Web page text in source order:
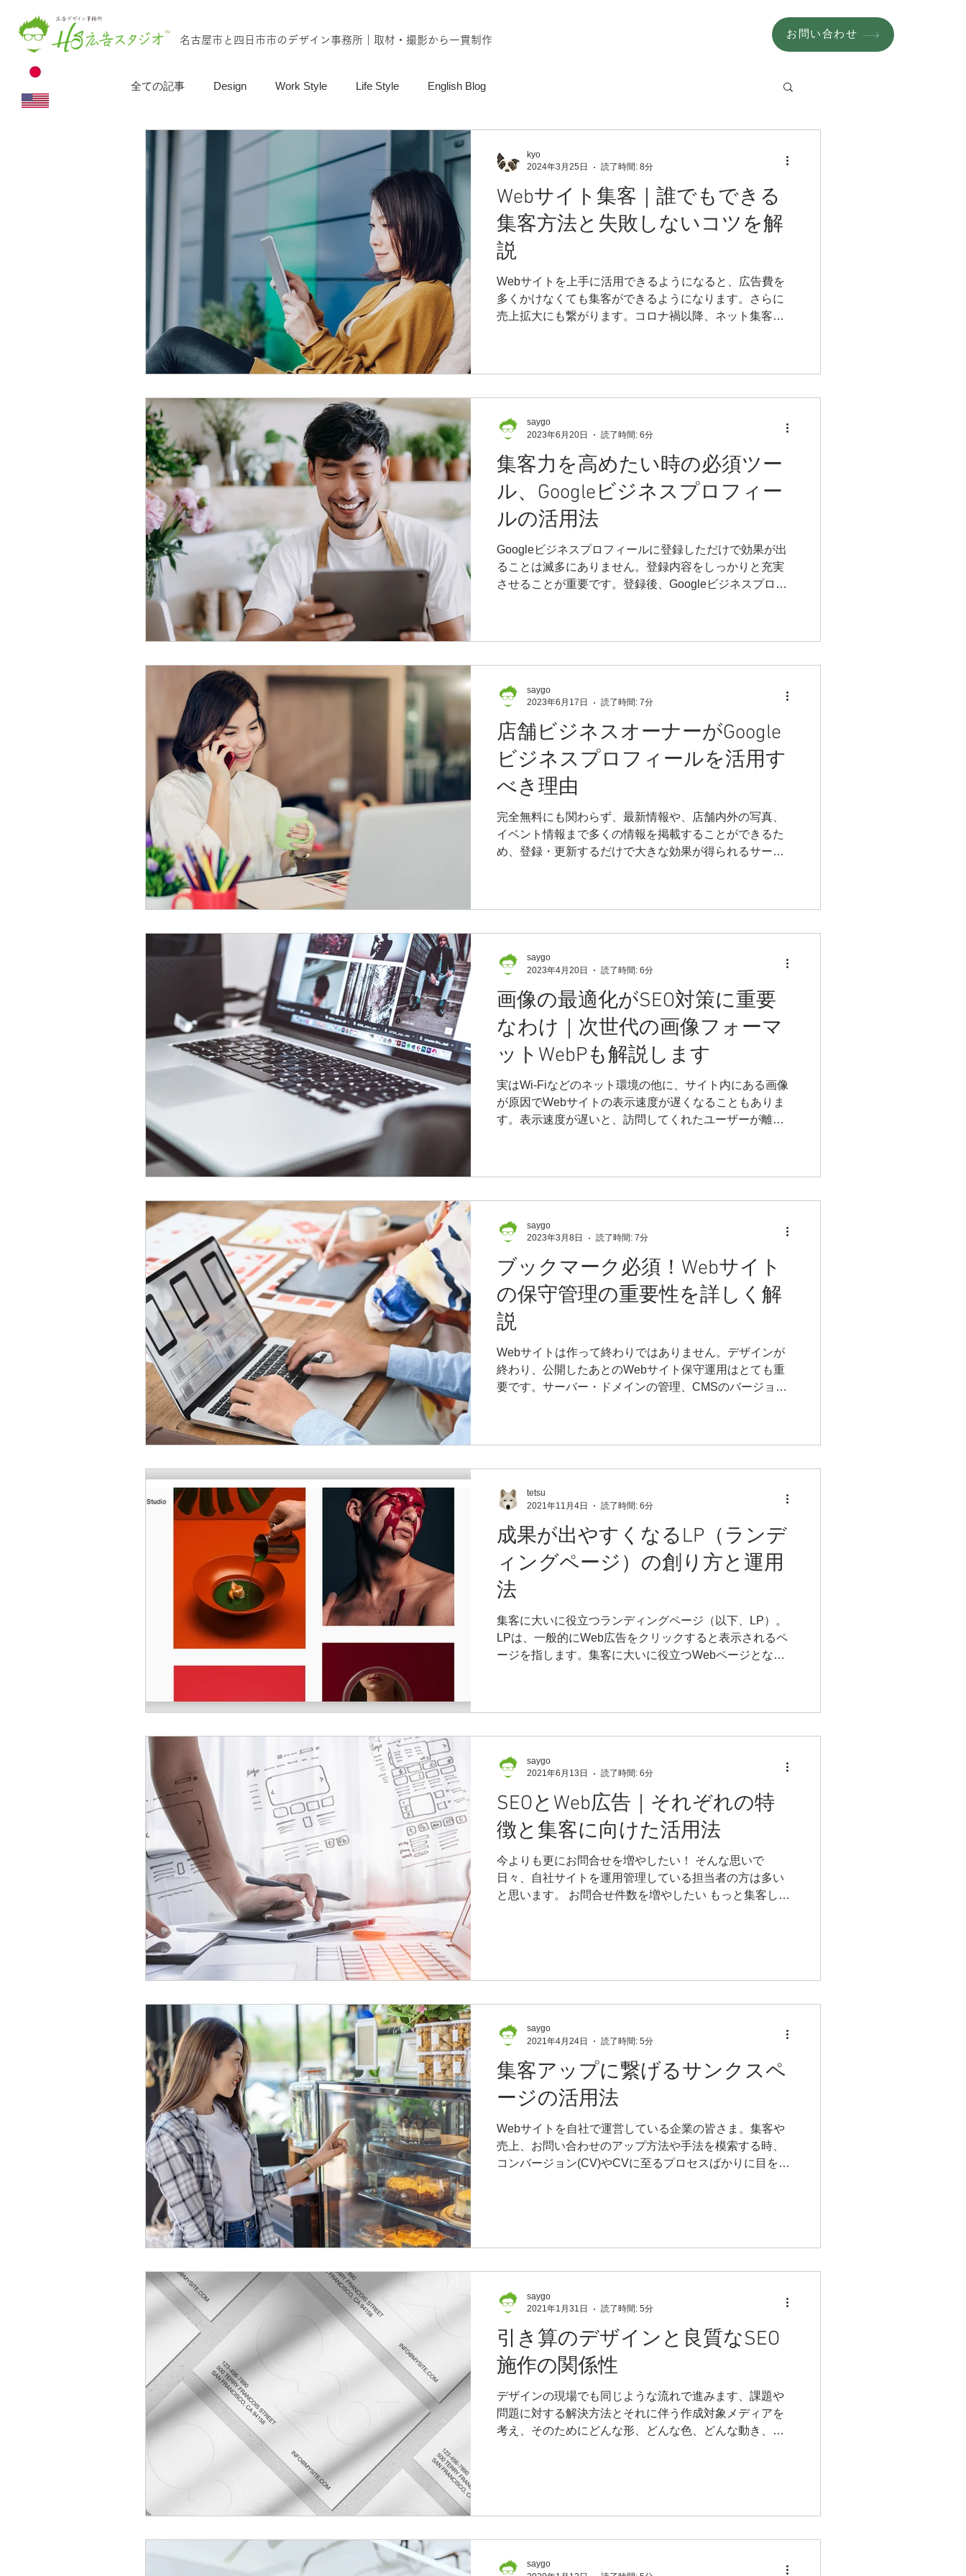
名古屋市と四日市市のデザイン事務所｜取材・撮影から一貫制作 お問い合わせ
全ての記事 Design Work Style Life Style English Blog
Webサイト集客｜誰でもできる
集客方法と失敗しないコツを解
説
Webサイトを上手に活用できるようになると、広告費を
多くかけなくても集客ができるようになります。さらに
売上拡大にも繋がります。コロナ禍以降、ネット集客の
kyo
2024年3月25日
読了時間: 8分
集客力を高めたい時の必須ツー
ル、Googleビジネスプロフィー
ルの活用法
Googleビジネスプロフィールに登録しただけで効果が出
ることは滅多にありません。登録内容をしっかりと充実
させることが重要です。登録後、Googleビジネスプロフ
saygo
2023年6月20日
読了時間: 6分
店舗ビジネスオーナーがGoogle
ビジネスプロフィールを活用す
べき理由
完全無料にも関わらず、最新情報や、店舗内外の写真、
イベント情報まで多くの情報を掲載することができるた
め、登録・更新するだけで大きな効果が得られるサービ
saygo
2023年6月17日
読了時間: 7分
画像の最適化がSEO対策に重要
なわけ｜次世代の画像フォーマ
ットWebPも解説します
実はWi-Fiなどのネット環境の他に、サイト内にある画像
が原因でWebサイトの表示速度が遅くなることもありま
す。表示速度が遅いと、訪問してくれたユーザーが離れ
saygo
2023年4月20日
読了時間: 6分
ブックマーク必須！Webサイト
の保守管理の重要性を詳しく解
説
Webサイトは作って終わりではありません。デザインが
終わり、公開したあとのWebサイト保守運用はとても重
要です。サーバー・ドメインの管理、CMSのバージョン
saygo
2023年3月8日
読了時間: 7分
成果が出やすくなるLP（ランデ
ィングページ）の創り方と運用
法
集客に大いに役立つランディングページ（以下、LP）。
LPは、一般的にWeb広告をクリックすると表示されるペ
ージを指します。集客に大いに役立つWebページとなる
tetsu
2021年11月4日
読了時間: 6分
SEOとWeb広告｜それぞれの特
徴と集客に向けた活用法
今よりも更にお問合せを増やしたい！ そんな思いで
日々、自社サイトを運用管理している担当者の方は多い
と思います。 お問合せ件数を増やしたい もっと集客した
saygo
2021年6月13日
読了時間: 6分
集客アップに繋げるサンクスペ
ージの活用法
Webサイトを自社で運営している企業の皆さま。集客や
売上、お問い合わせのアップ方法や手法を模索する時、
コンバージョン(CV)やCVに至るプロセスばかりに目を向
saygo
2021年4月24日
読了時間: 5分
引き算のデザインと良質なSEO
施作の関係性
デザインの現場でも同じような流れで進みます、課題や
問題に対する解決方法とそれに伴う作成対象メディアを
考え、そのためにどんな形、どんな色、どんな動き、ど
saygo
2021年1月31日
読了時間: 5分
saygo